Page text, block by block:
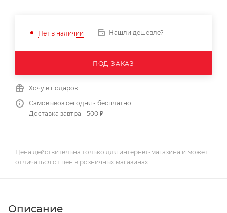
Нет в наличии Нашли дешевле?
ПОД ЗАКАЗ
Хочу в подарок
Самовывоз сегодня - бесплатно
Доставка завтра - 500 ₽
Цена действительна только для интернет-магазина и может
отличаться от цен в розничных магазинах
Описание